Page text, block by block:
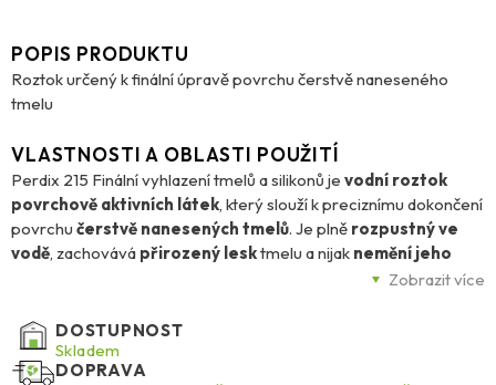
POPIS PRODUKTU
Roztok určený k finální úpravě povrchu čerstvě naneseného
tmelu
Zobrazit více
VLASTNOSTI A OBLASTI POUŽITÍ
Perdix 215 Finální vyhlazení tmelů a silikonů je vodní roztok
povrchově aktivních látek, který slouží k preciznímu dokončení
povrchu čerstvě nanesených tmelů. Je plně rozpustný ve
vodě, zachovává přirozený lesktmelu a nijak nemění jeho
, takže výsledná spára působí čistě a profesionálně.
Tento přípravek je vhodný pro
aplikovaných tmelů
MS polymery. Umožňuje jejich
DOSTUPNOST
Skladem
DOPRAVA